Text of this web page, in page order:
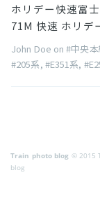
ホリデー快速富
71M 快速 ホリデ
John Doe on#中央
#205系, #E351系,
Train photo blog © 2015
blog